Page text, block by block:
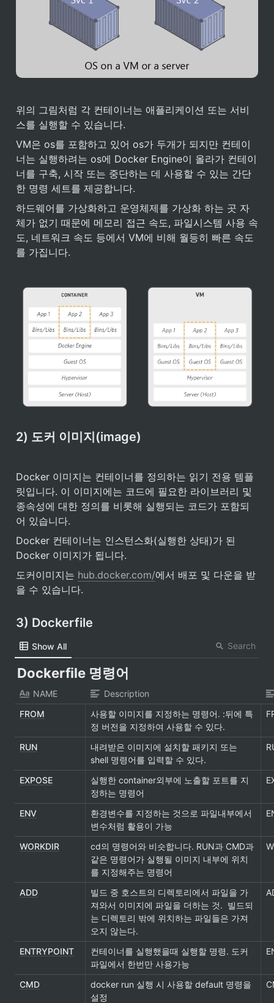
위의 그림처럼 각 컨테이너는 애플리케이션 또는 서비
스를 실행할 수 있습니다.
VM은 os를 포함하고 있어 os가 두개가 되지만 컨테이
너는 실행하려는 os에 Docker Engine이 올라가 컨테이
너를 구축, 시작 또는 중단하는 데 사용할 수 있는 간단
한 명령 세트를 제공합니다.
하드웨어를 가상화하고 운영체제를 가상화 하는 곳 자
체가 없기 때문에 메모리 접근 속도, 파일시스템 사용 속
도, 네트워크 속도 등에서 VM에 비해 월등히 빠른 속도
를 가집니다.
2) 도커 이미지(image)
Docker 이미지는 컨테이너를 정의하는 읽기 전용 템플
릿입니다. 이 이미지에는 코드에 필요한 라이브러리 및
종속성에 대한 정의를 비롯해 실행되는 코드가 포함되
어 있습니다.
Docker 컨테이너는 인스턴스화(실행한 상태)가 된
Docker 이미지가 됩니다.
도커이미지는 hub.docker.com/에서 배포 및 다운을 받
을 수 있습니다.
3) Dockerfile
Show All Search
Dockerfile 명령어
NAME
Description
FROM
사용할 이미지를 지정하는 명령어. :뒤에 특
정 버전을 지정하여 사용할 수 있다.
RUN
내려받은 이미지에 설치할 패키지 또는
shell 명령어를 입력할 수 있다.
EXPOSE
실행한 container외부에 노출할 포트를 지
정하는 명령어
ENV
환경변수를 지정하는 것으로 파일내부에서
변수처럼 활용이 가능
WORKDIR
cd의 명령어와 비슷합니다. RUN과 CMD과
같은 명령어가 실행될 이미지 내부에 위치
를 지정해주는 명령어
ADD
빌드 중 호스트의 디렉토리에서 파일을 가
져와서 이미지에 파일을 더하는 것.  빌드되
는 디렉토리 밖에 위치하는 파일들은 가져
오지 않는다.
ENTRYPOINT
컨테이너를 실행했을때 실행할 명령. 도커
파일에서 한번만 사용가능
CMD
docker run 실행 시 사용할 default 명령을
설정